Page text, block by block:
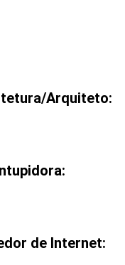
Arquiteto:
de Internet: